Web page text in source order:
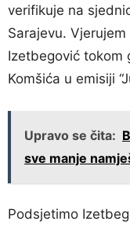
verifikuje na
Sarajevu.
Izetbegović tokom
Komšića u emisiji
Upravo se čita:
sve manje
Podsjetimo